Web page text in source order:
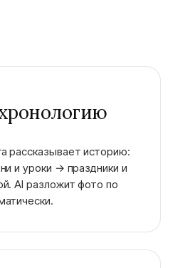
рассказывает историю:
и уроки → праздники и
AI разложит фото по